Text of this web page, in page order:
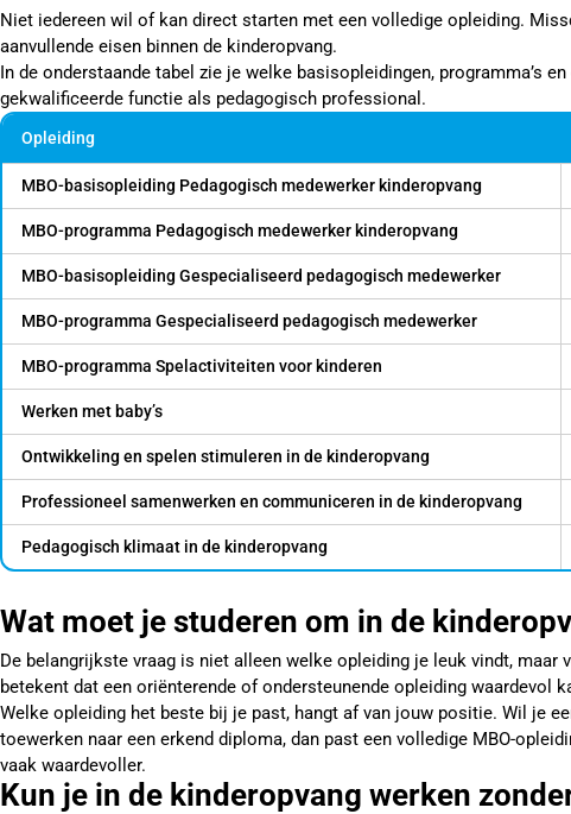
Niet iedereen wil of kan direct starten met een volledige opleiding.
aanvullende eisen binnen de kinderopvang.
In de onderstaande tabel zie je welke basisopleidingen, programma’s
gekwalificeerde functie als pedagogisch professional.
Opleiding
MBO-basisopleiding Pedagogisch medewerker kinderopvang
MBO-programma Pedagogisch medewerker kinderopvang
MBO-basisopleiding Gespecialiseerd pedagogisch medewerker
MBO-programma Gespecialiseerd pedagogisch medewerker
MBO-programma Spelactiviteiten voor kinderen
Werken met baby’s
Ontwikkeling en spelen stimuleren in de kinderopvang
Professioneel samenwerken en communiceren in de kinderopvang
Pedagogisch klimaat in de kinderopvang
Wat moet je studeren om in de
De belangrijkste vraag is niet alleen welke opleiding je leuk vindt,
betekent dat een oriënterende of ondersteunende opleiding waardevol
Welke opleiding het beste bij je past, hangt af van jouw positie. Wil je
toewerken naar een erkend diploma, dan past een volledige MBO-
vaak waardevoller.
Kun je in de kinderopvang werken